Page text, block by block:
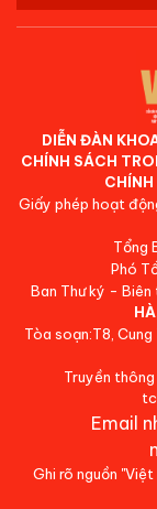
DIỄN ĐÀN
CHÍNH SÁCH
Giấy phép hoạt
Tổng
Phó
Ban Thư ký - Biên
Tòa soạn:T8,
Truyền
Email
Ghi rõ nguồn